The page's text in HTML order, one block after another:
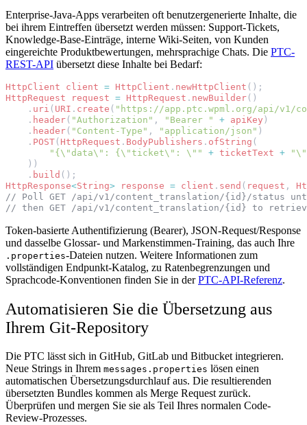
Enterprise-Java-Apps verarbeiten oft benutzergenerierte Inhalte, die
bei ihrem Eintreffen übersetzt werden müssen: Support-Tickets,
Knowledge-Base-Einträge, interne Wiki-Seiten, von Kunden
eingereichte Produktbewertungen, mehrsprachige Chats. Die PTC-
REST-API übersetzt diese Inhalte bei Bedarf:
HttpClient client = HttpClient . newHttpClient ();
HttpRequest
request = HttpRequest . newBuilder ()
. uri ( URI . create ( "https://app.ptc.wpml.org/api/v1/
. header ( "Authorization" , "Bearer " + apiKey )
. header ( "Content-Type" , "application/json" )
. POST ( HttpRequest . BodyPublishers . ofString (
"{\"data\": {\"ticket\": \""
+ ticketText +
))
. build ();
HttpResponse<String> response = client . send ( request ,
// Poll GET /api/v1/content_translation/{id}/status
// then GET /api/v1/content_translation/{id} to
Token-basierte Authentifizierung (Bearer), JSON-Request/Response
und dasselbe Glossar- und Markenstimmen-Training, das auch Ihre
.properties-Dateien nutzen. Weitere Informationen zum
vollständigen Endpunkt-Katalog, zu Ratenbegrenzungen und
Sprachcode-Konventionen finden Sie in derPTC-API-Referenz.
Automatisieren Sie die Übersetzung aus
Ihrem Git-Repository
Die PTC lässt sich in GitHub, GitLab und Bitbucket integrieren.
Neue Strings in Ihrem messages.properties lösen einen
automatischen Übersetzungsdurchlauf aus. Die resultierenden
übersetzten Bundles kommen als Merge Request zurück.
Überprüfen und mergen Sie sie als Teil Ihres normalen Code-
Review-Prozesses.